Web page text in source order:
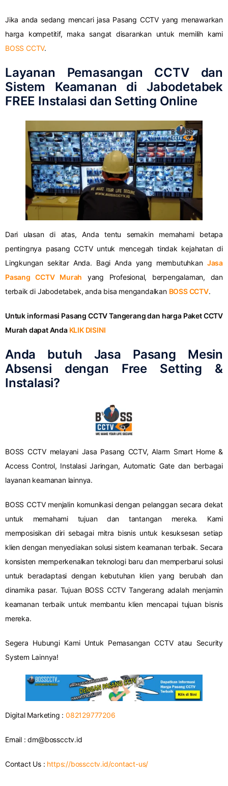
Jika anda sedang mencari jasa Pasang CCTV yang menawarkan
harga kompetitif, maka sangat disarankan untuk memilih kami
BOSS CCTV.
Layanan Pemasangan CCTV dan
Sistem Keamanan di Jabodetabek
FREE Instalasi dan Setting Online
Dari ulasan di atas, Anda tentu semakin memahami betapa
pentingnya pasang CCTV untuk mencegah tindak kejahatan di
Lingkungan sekitar Anda. Bagi Anda yang membutuhkan Jasa
Pasang CCTV Murah yang Profesional, berpengalaman, dan
terbaik di Jabodetabek, anda bisa mengandalkan BOSS CCTV.
Untuk informasi Pasang CCTV Tangerang dan harga Paket CCTV
Murah dapat Anda KLIK DISINI
Anda butuh Jasa Pasang Mesin
Absensi dengan Free Setting &
Instalasi?
BOSS CCTV melayani Jasa Pasang CCTV, Alarm Smart Home &
Access Control, Instalasi Jaringan, Automatic Gate dan berbagai
layanan keamanan lainnya.
BOSS CCTV menjalin komunikasi dengan pelanggan secara dekat
untuk memahami tujuan dan tantangan mereka. Kami
memposisikan diri sebagai mitra bisnis untuk kesuksesan setiap
klien dengan menyediakan solusi sistem keamanan terbaik. Secara
konsisten memperkenalkan teknologi baru dan memperbarui solusi
untuk beradaptasi dengan kebutuhan klien yang berubah dan
dinamika pasar. Tujuan BOSS CCTV Tangerang adalah menjamin
keamanan terbaik untuk membantu klien mencapai tujuan bisnis
mereka.
Segera Hubungi Kami Untuk Pemasangan CCTV atau Security
System Lainnya!
Digital Marketing :082129777206
Email :dm@bosscctv.id
Contact Us : https://bosscctv.id/contact-us/